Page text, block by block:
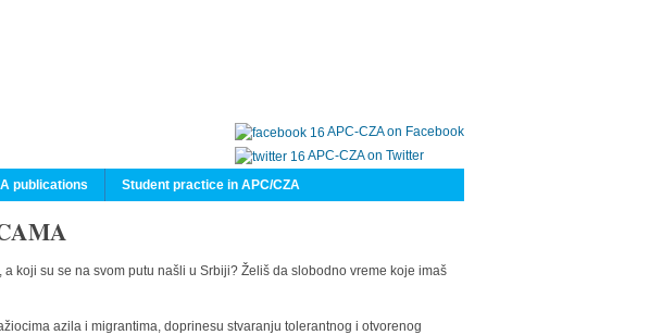
APC-CZA on Facebook
APC-CZA on Twitter
publications Student practice in APC/CZA
koji su se na svom putu našli u Srbiji? Želiš da slobodno vreme koje imaš
azila i migrantima, doprinesu stvaranju tolerantnog i otvorenog